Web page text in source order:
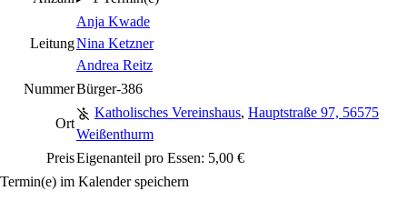
Leitung
Anja Kwade
Nina Ketzner
Andrea Reitz
NummerBürger-386
Ort
Katholisches Vereinshaus, Hauptstraße 97, 56575
Weißenthurm
PreisEigenanteil pro Essen: 5,00 €
Termin(e) im Kalender speichern